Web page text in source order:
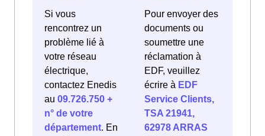
Si vous
rencontrez un
problème lié à
votre réseau
électrique,
contactez Enedis
au 09.726.750 +
n° de votre
département. En
Pour envoyer des
documents ou
soumettre une
réclamation à
EDF, veuillez
écrire à EDF
Service Clients,
TSA 21941,
62978 ARRAS